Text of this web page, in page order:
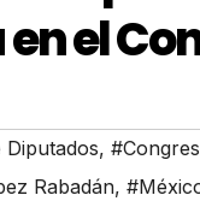
el
Diputados,
Rabadán,